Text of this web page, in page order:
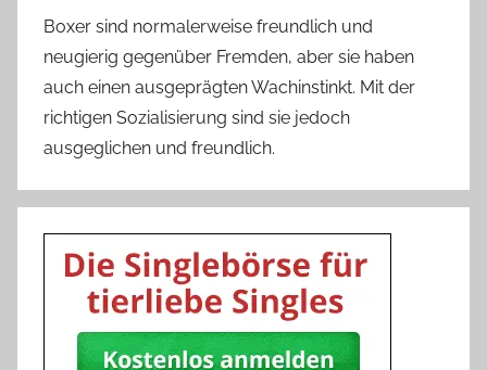
Boxer sind normalerweise freundlich und
neugierig gegenüber Fremden, aber sie haben
auch einen ausgeprägten Wachinstinkt. Mit der
richtigen Sozialisierung sind sie jedoch
ausgeglichen und freundlich.